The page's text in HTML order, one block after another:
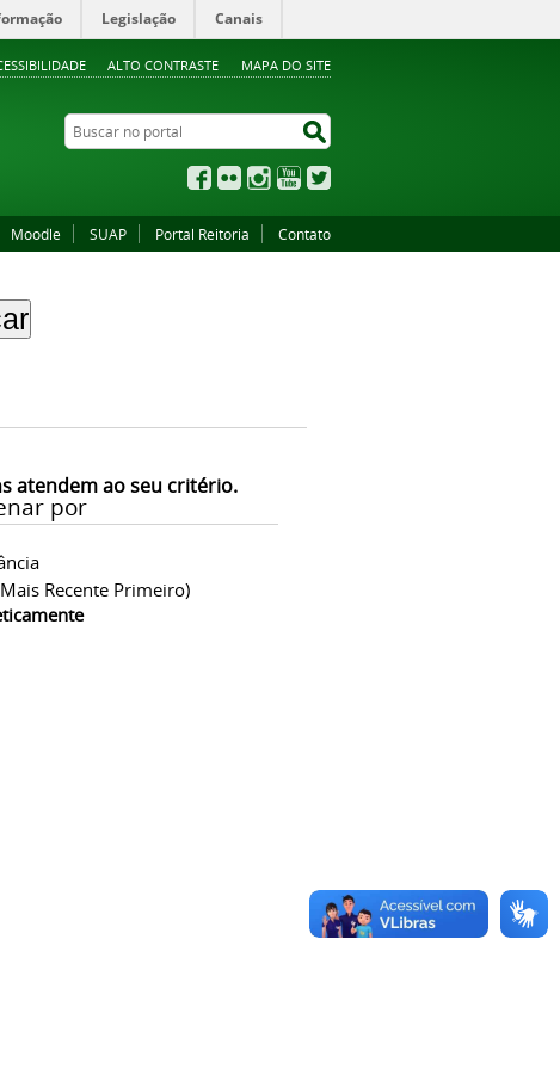
ALTO CONTRASTE MAPA DO SITE
Legislação Canais
Buscar no portal
Facebook
Flickr InstagramYouTube
Moodle SUAP Portal Reitoria Contato
atendem ao seu critério.
por
Recente Primeiro)